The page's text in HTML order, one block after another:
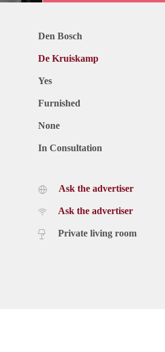
Den Bosch
De Kruiskamp
Yes
Furnished
None
In Consultation
Ask the advertiser
Ask the advertiser
Private living room